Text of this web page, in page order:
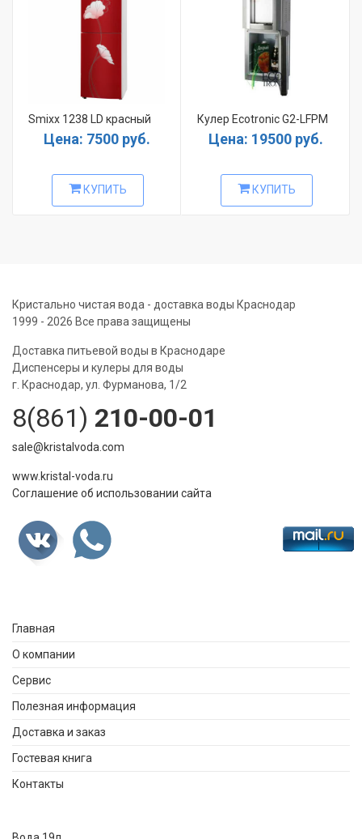
Smixx 1238 LD красный
Цена: 7500 руб.
КУПИТЬ
Кулер Ecotronic G2-LFPM
Цена: 19500 руб.
КУПИТЬ
Кристально чистая вода - доставка воды Краснодар
1999 - 2026 Все права защищены
Доставка питьевой воды в Краснодаре
Диспенсеры и кулеры для воды
г. Краснодар, ул. Фурманова, 1/2
8(861) 210-00-01
sale@kristalvoda.com
www.kristal-voda.ru
Соглашение об использовании сайта
Главная
О компании
Сервис
Полезная информация
Доставка и заказ
Гостевая книга
Контакты